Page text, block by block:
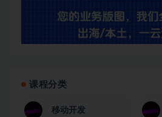
课程分类
移动开发